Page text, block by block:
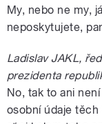
My, nebo ne my,
neposkytujete,
Ladislav JAKL,
prezidenta
No, tak to ani
osobní údaje těch